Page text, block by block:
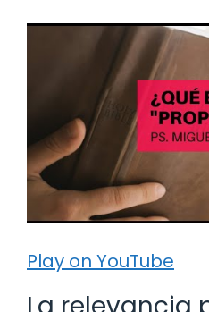
Play on YouTube